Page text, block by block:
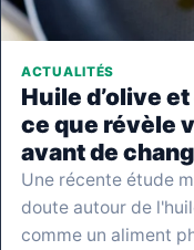
ACTUALITÉS
Huile d’olive
ce que révèle
avant de
Une récente étude
doute autour de
comme un aliment